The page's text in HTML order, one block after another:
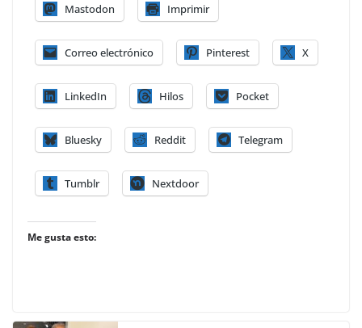
Mastodon Imprimir
Correo electrónico Pinterest X
LinkedIn Hilos Pocket
Bluesky Reddit Telegram
Tumblr Nextdoor
Me gusta esto: